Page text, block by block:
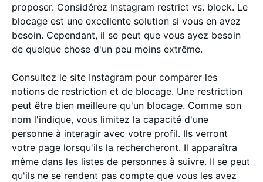
proposer. Considérez Instagram restrict vs. block. Le
blocage est une excellente solution si vous en avez
besoin. Cependant, il se peut que vous ayez besoin
de quelque chose d'un peu moins extrême.
Consultez le site Instagram pour comparer les
notions de restriction et de blocage. Une restriction
peut être bien meilleure qu'un blocage. Comme son
nom l'indique, vous limitez la capacité d'une
personne à interagir avec votre profil. Ils verront
votre page lorsqu'ils la rechercheront. Il apparaîtra
même dans les listes de personnes à suivre. Il se peut
qu'ils ne se rendent pas compte que vous les avez